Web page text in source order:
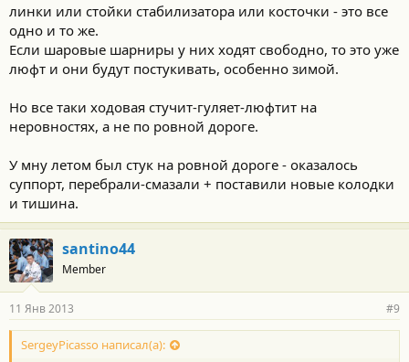
линки или стойки стабилизатора или косточки - это все
одно и то же.
Если шаровые шарниры у них ходят свободно, то это уже
люфт и они будут постукивать, особенно зимой.
Но все таки ходовая стучит-гуляет-люфтит на
неровностях, а не по ровной дороге.
У мну летом был стук на ровной дороге - оказалось
суппорт, перебрали-смазали + поставили новые колодки
и тишина.
santino44
Member
11 Янв 2013 #9
SergeyPicasso написал(а):